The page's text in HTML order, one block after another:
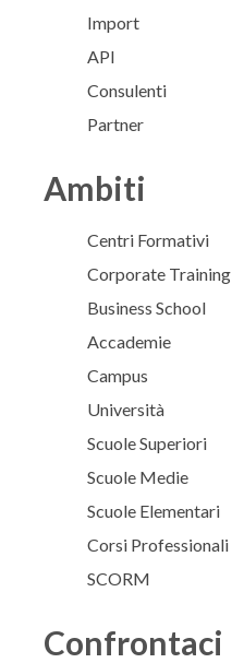
Import
API
Consulenti
Partner
Ambiti
Centri Formativi
Corporate Training
Business School
Accademie
Campus
Università
Scuole Superiori
Scuole Medie
Scuole Elementari
Corsi Professionali
SCORM
Confrontaci